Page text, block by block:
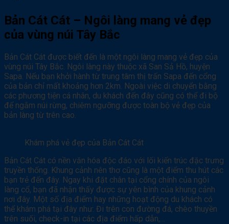
Bản Cát Cát – Ngôi làng mang vẻ đẹp
của vùng núi Tây Bắc
Bản Cát Cát được biết đến là một ngôi làng mang vẻ đẹp của
vùng núi Tây Bắc. Ngôi làng này thuộc xã San Sả Hồ, huyện
Sapa. Nếu bạn khởi hành từ trung tâm thị trấn Sapa đến cổng
của bản chỉ mất khoảng hơn 2km. Ngoài việc di chuyển bằng
các phương tiện cá nhân, du khách đến đây cũng có thể đi bộ
để ngắm núi rừng, chiêm ngưỡng được toàn bộ vẻ đẹp của
bản làng từ trên cao.
Khám phá vẻ đẹp của Bản Cát Cát
Bản Cát Cát có nền văn hóa độc đáo với lối kiến trúc đặc trưng
truyền thống. Khung cảnh nên thơ cũng là một điểm thu hút các
bạn trẻ đến đây. Ngay khi đặt chân tại cổng chính của ngôi
làng cổ, bạn đã nhận thấy được sự yên bình của khung cảnh
nơi đây. Một số địa điểm hay những hoạt động du khách có
thể khám phá tại đây như: Đi trên con đường đá, chèo thuyền
trên suối, check-in tại các địa điểm hấp dẫn,…